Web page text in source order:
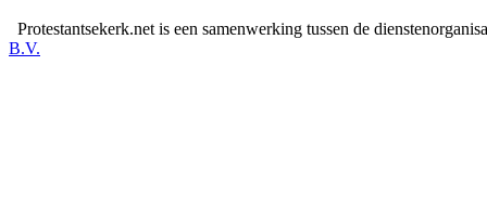
Protestantsekerk.net is een samenwerking tussen de
B.V.